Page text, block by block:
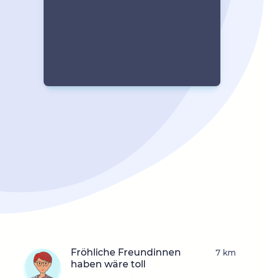
Fröhliche Freundinnen
haben wäre toll
7 km